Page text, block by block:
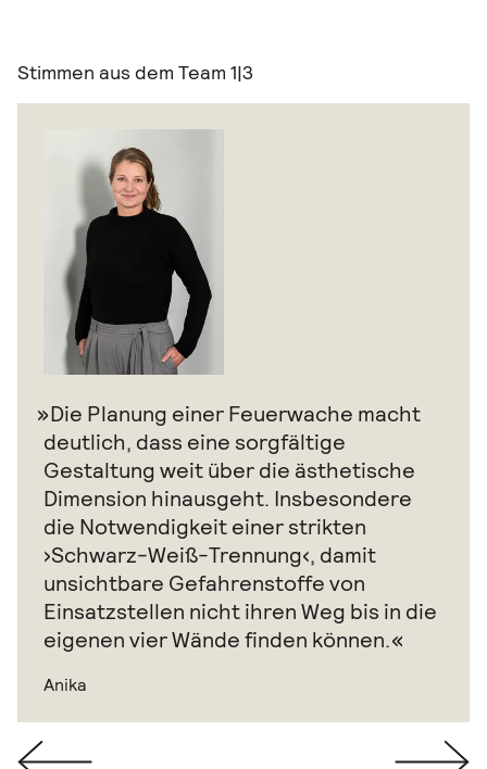
Stimmen aus dem Team 1|3
Die Planung einer Feuerwache macht
deutlich, dass eine sorgfältige
Gestaltung weit über die ästhetische
Dimension hinausgeht. Insbesondere
die Notwendigkeit einer strikten
›Schwarz-Weiß-Trennung‹, damit
unsichtbare Gefahrenstoffe von
Einsatzstellen nicht ihren Weg bis in die
eigenen vier Wände finden können.
Anika